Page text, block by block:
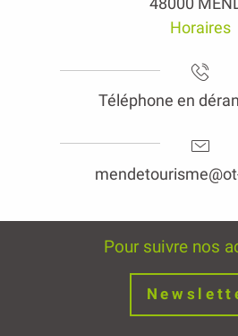
Horaires
Téléphone en
Pour suivre nos